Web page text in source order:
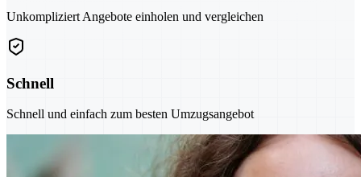
Unkompliziert Angebote einholen und vergleichen
Schnell
Schnell und einfach zum besten Umzugsangebot